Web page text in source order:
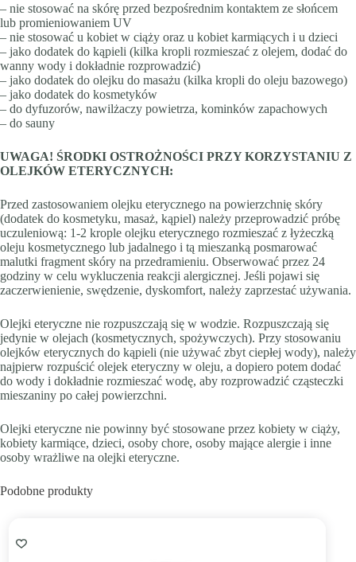
– nie stosować na skórę przed bezpośrednim kontaktem ze słońcem
lub promieniowaniem UV
– nie stosować u kobiet w ciąży oraz u kobiet karmiących i u dzieci
– jako dodatek do kąpieli (kilka kropli rozmieszać z olejem, dodać do
wanny wody i dokładnie rozprowadzić)
– jako dodatek do olejku do masażu (kilka kropli do oleju bazowego)
– jako dodatek do kosmetyków
– do dyfuzorów, nawilżaczy powietrza, kominków zapachowych
– do sauny
UWAGA! ŚRODKI OSTROŻNOŚCI PRZY KORZYSTANIU Z
OLEJKÓW ETERYCZNYCH:
Przed zastosowaniem olejku eterycznego na powierzchnię skóry
(dodatek do kosmetyku, masaż, kąpiel) należy przeprowadzić próbę
uczuleniową: 1-2 krople olejku eterycznego rozmieszać z łyżeczką
oleju kosmetycznego lub jadalnego i tą mieszanką posmarować
malutki fragment skóry na przedramieniu. Obserwować przez 24
godziny w celu wykluczenia reakcji alergicznej. Jeśli pojawi się
zaczerwienienie, swędzenie, dyskomfort, należy zaprzestać używania.
Olejki eteryczne nie rozpuszczają się w wodzie. Rozpuszczają się
jedynie w olejach (kosmetycznych, spożywczych). Przy stosowaniu
olejków eterycznych do kąpieli (nie używać zbyt ciepłej wody), należy
najpierw rozpuścić olejek eteryczny w oleju, a dopiero potem dodać
do wody i dokładnie rozmieszać wodę, aby rozprowadzić cząsteczki
mieszaniny po całej powierzchni.
Olejki eteryczne nie powinny być stosowane przez kobiety w ciąży,
kobiety karmiące, dzieci, osoby chore, osoby mające alergie i inne
osoby wrażliwe na olejki eteryczne.
Podobne produkty